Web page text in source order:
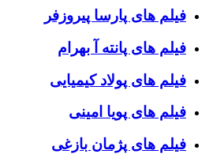
فیلم های پارسا پیروزفر
فیلم های پانته آ بهرام
فیلم های پولاد کیمیایی
فیلم های پویا امینی
فیلم های پژمان بازغی